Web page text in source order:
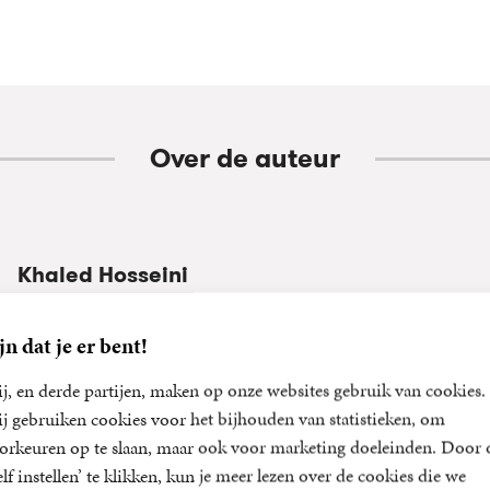
dat je er bent!
en derde partijen, maken op onze websites gebruik van cookies.
gebruiken cookies voor het bijhouden van statistieken, om
op te slaan, maar ook voor marketing doeleinden. Door
instellen’ te klikken, kun je meer lezen over de cookies die we
Over de auteur
Khaled Hosseini
Khaled Hosseini is een van de meest geliefde auteurs ter
debuutroman De vliegeraar werden in Nederland en
exemplaren verkocht en ook Duizend schitterende zonnen
bestseller. In 2013 verscheen Hosseini’s grootse, nieuwe roman
kwam de echo . Hij is ambassadeur voor de United Nations
for Refugees en de United Nations Refugee...